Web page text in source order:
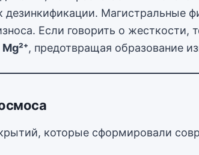
Магистральные
Если говорить о
Mg²⁺, предотвращая образование
которые сформировали